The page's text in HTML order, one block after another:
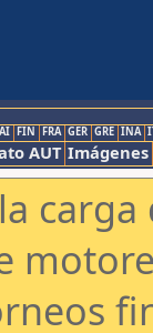
FIN FRA GER GRE INA
AUT Imágenes